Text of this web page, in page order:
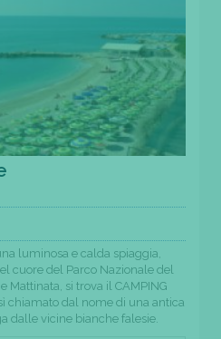
luminosa e calda spiaggia,
cuore del Parco Nazionale del
Mattinata, si trova il CAMPING
chiamato dal nome di una antica
dalle vicine bianche falesie.